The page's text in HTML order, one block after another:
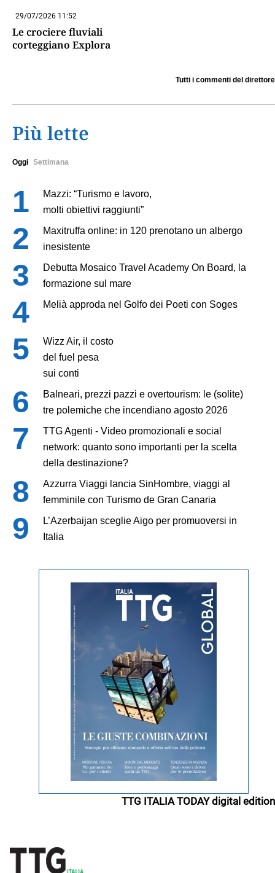
29/07/2026 11:52
Le crociere fluviali
corteggiano Explora
Tutti i commenti del direttore
Più lette
Oggi Settimana
Mazzi: “Turismo e lavoro,
molti obiettivi raggiunti”
Maxitruffa online: in 120 prenotano un albergo
inesistente
Debutta Mosaico Travel Academy On Board, la
formazione sul mare
Melià approda nel Golfo dei Poeti con Soges
Wizz Air, il costo
del fuel pesa
sui conti
Balneari, prezzi pazzi e overtourism: le (solite)
tre polemiche che incendiano agosto 2026
TTG Agenti - Video promozionali e social
network: quanto sono importanti per la scelta
della destinazione?
Azzurra Viaggi lancia SinHombre, viaggi al
femminile con Turismo de Gran Canaria
L’Azerbaijan sceglie Aigo per promuoversi in
Italia
TTG ITALIA TODAY digital edition